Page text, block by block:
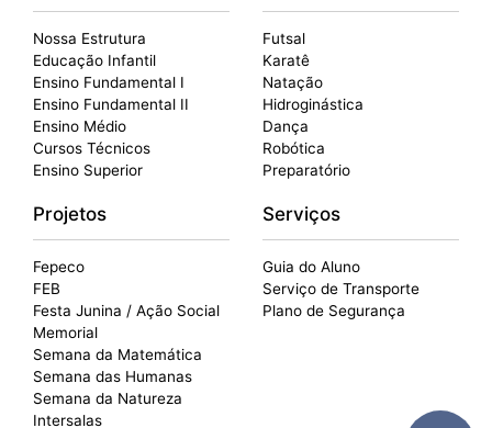
Nossa Estrutura
Educação Infantil
Ensino Fundamental I
Ensino Fundamental II
Ensino Médio
Cursos Técnicos
Ensino Superior
Futsal
Karatê
Natação
Hidroginástica
Dança
Robótica
Preparatório
Projetos
Fepeco
FEB
Festa Junina / Ação Social
Memorial
Semana da Matemática
Semana das Humanas
Semana da Natureza
Intersalas
Serviços
Guia do Aluno
Serviço de Transporte
Plano de Segurança